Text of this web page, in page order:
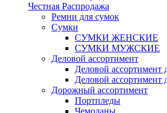
Честная Распродажа
Ремни для сумок
Сумки
СУМКИ ЖЕНСКИЕ
СУМКИ МУЖСКИЕ
Деловой ассортимент
Деловой ассортимент
Деловой
Дорожный ассортимент
Портпледы
Чемоданы